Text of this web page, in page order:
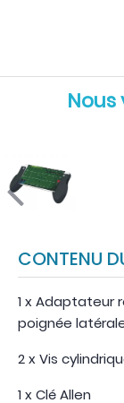
CONTENU
1 x Adaptateur
poignée
2 x Vis
1 x Clé Allen